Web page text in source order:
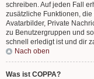
schreiben. Auf jeden Fall
zusätzliche Funktionen, die
Avatarbilder, Private
zu Benutzergruppen und
schnell erledigt ist und dir
Nach oben
Was ist COPPA?